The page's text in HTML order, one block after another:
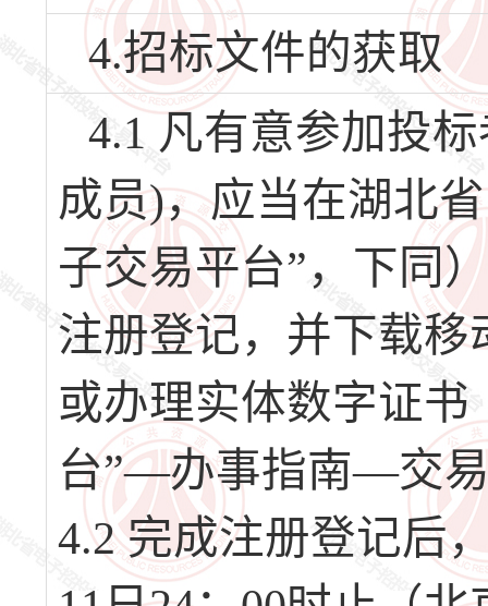
4.招标文件的获取
4.1 凡有意参加投
成员)，应当在湖北
子交易平台”，下同
注册登记，并下载
或办理实体数字证
台”—办事指南—交
4.2 完成注册登记后